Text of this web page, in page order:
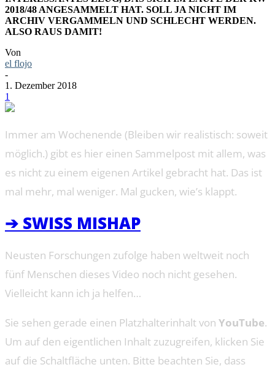
2018/48 ANGESAMMELT HAT. SOLL JA NICHT IM
ARCHIV VERGAMMELN UND SCHLECHT WERDEN.
ALSO RAUS DAMIT!
Von
el flojo
-
1. Dezember 2018
1
Immer am Wochenende (Bleiben wir realistisch: soweit
möglich.) gibt es hier einen Sammelpost mit allem, was
es nicht zu einem eigenen Artikel gebracht hat. Das ist
mal mehr, mal weniger. Mal gucken, wie’s klappt.
➔ SWISS MISHAP
Neusten Forschungen zufolge haben weltweit noch
fünf Menschen dieses Video noch nicht gesehen.
Vielleicht kann ich ja helfen…
Sie sehen gerade einen Platzhalterinhalt von YouTube.
Um auf den eigentlichen Inhalt zuzugreifen, klicken Sie
auf die Schaltfläche unten. Bitte beachten Sie, dass